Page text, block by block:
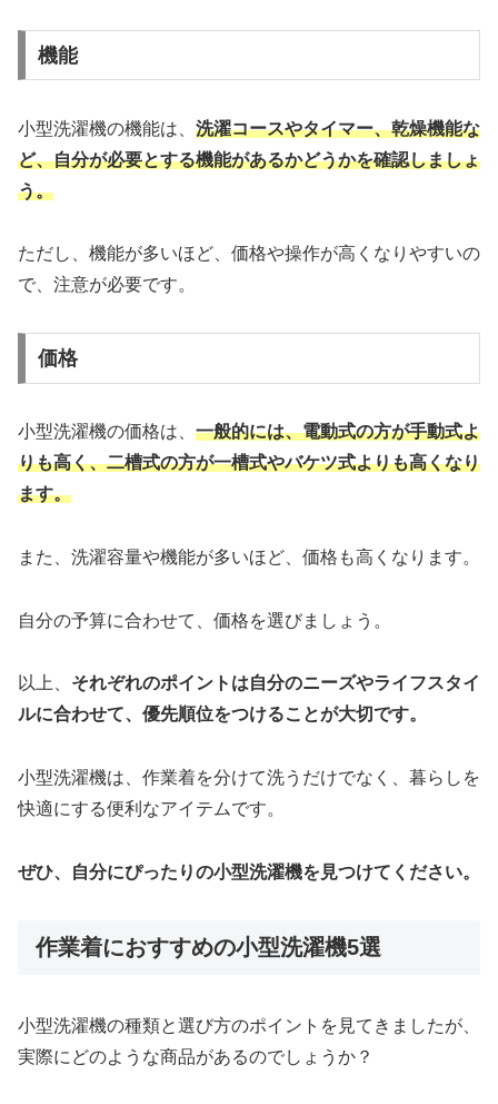
機能
小型洗濯機の機能は、 洗濯コースやタイマー、乾燥機能な
ど、自分が必要とする機能があるかどうかを確認しましょ
う。
ただし、機能が多いほど、価格や操作が高くなりやすいの
で、注意が必要です。
価格
小型洗濯機の価格は、 一般的には、電動式の方が手動式よ
りも高く、二槽式の方が一槽式やバケツ式よりも高くなり
ます。
また、洗濯容量や機能が多いほど、価格も高くなります。
自分の予算に合わせて、価格を選びましょう。
以上、 それぞれのポイントは自分のニーズやライフスタイ
ルに合わせて、優先順位をつけることが大切です。
小型洗濯機は、作業着を分けて洗うだけでなく、暮らしを
快適にする便利なアイテムです。
ぜひ、自分にぴったりの小型洗濯機を見つけてください。
作業着におすすめの小型洗濯機5選
小型洗濯機の種類と選び方のポイントを見てきましたが、
実際にどのような商品があるのでしょうか？